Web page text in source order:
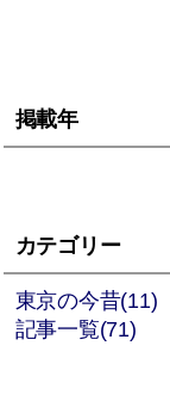
掲載年
カテゴリー
東京の今昔(11)
記事一覧(71)